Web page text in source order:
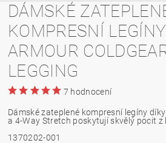
DÁMSKÉ
KOMPRESNÍ LEGÍNY UNDER
ARMOUR
LEGGING
7 hodnocení
Dámské zateplené kompresní legíny
a 4-Way Stretch poskytují skvělý pocit z
1370202-001